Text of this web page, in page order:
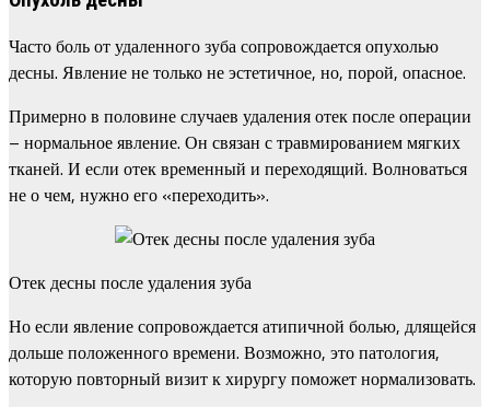
Часто боль от удаленного зуба сопровождается опухолью
десны. Явление не только не эстетичное, но, порой, опасное.
Примерно в половине случаев удаления отек после операции
– нормальное явление. Он связан с травмированием мягких
тканей. И если отек временный и переходящий. Волноваться
не о чем, нужно его «переходить».
Отек десны после удаления зуба
Но если явление сопровождается атипичной болью, длящейся
дольше положенного времени. Возможно, это патология,
которую повторный визит к хирургу поможет нормализовать.